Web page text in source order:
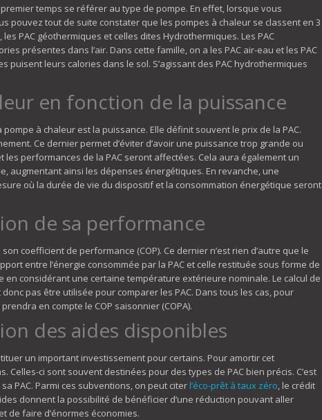
temps se référer au type de pompe. En effet, lorsque vous
pouvez tout de suite constater que les pompes à chaleur se classent en 3
PAC géothermiques et celles dites Hydrothermiques. Les PAC
présentes dans l’air. Dans cette famille, on a les PAC air-eau et les PAC
puisent leurs calories dans le sol. S’agissant des PAC hydrothermiques
en fonction de la puissance
à chaleur est la puissance. Elle définit souvent le prix de la PAC.
Ce dernier permet d’éviter d’avoir une puissance trop grande ou
performances de la PAC seront affectées. Cela aura également un
augmentant ainsi les dépenses énergétiques. En revanche, une
où la durée de vie du dispositif et la consommation énergétique seront
de sa performance
coefficient de performance (COP). Ce dernier n’est rien d’autre que le
entre l’énergie consommée par la PAC et celle restituée sous forme de
en considérant une certaine température extérieure nominale. Le calcul de
pas être utilisée pour comparer les PAC. Dans tous les cas, pour
en compte le COP saisonnier (COPA).
des aides disponibles
un important investissement pour certains. Pour amortir cet
ci sont souvent destinées pour des types de PAC bien précis. C’est
PAC. Parmi ces subventions, on peut citer l’éco-prêt à taux zéro, le crédit
donnent la possibilité de bénéficier d’une réduction pouvant aller
de faire d’énormes économies.